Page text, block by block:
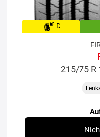
D
215/75 R